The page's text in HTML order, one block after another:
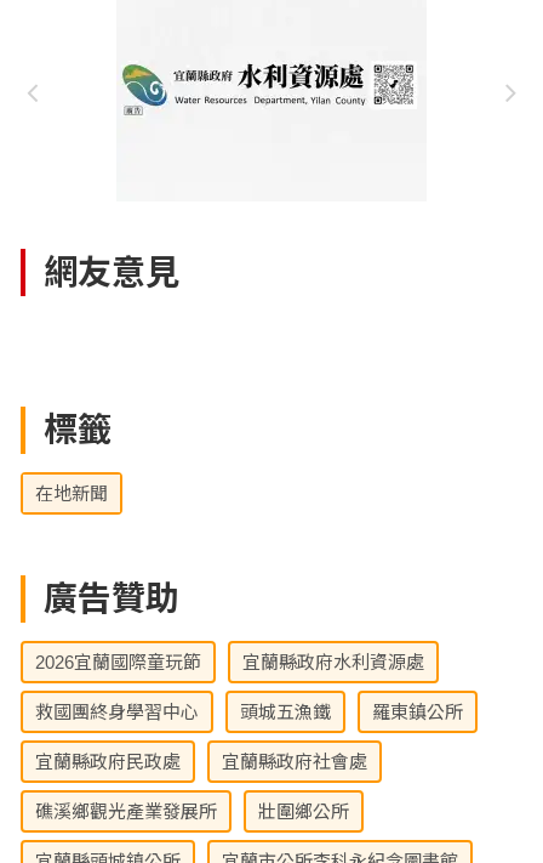
網友意見
標籤
在地新聞
廣告贊助
2026宜蘭國際童玩節 宜蘭縣政府水利資源處
救國團終身學習中心 頭城五漁鐵 羅東鎮公所
宜蘭縣政府民政處 宜蘭縣政府社會處
礁溪鄉觀光產業發展所 壯圍鄉公所